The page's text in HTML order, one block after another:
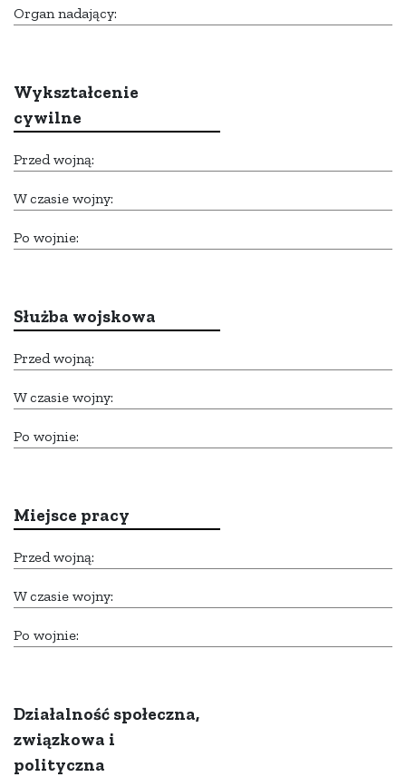
Organ nadający:
Wykształcenie
cywilne
Przed wojną:
W czasie wojny:
Po wojnie:
Służba wojskowa
Przed wojną:
W czasie wojny:
Po wojnie:
Miejsce pracy
Przed wojną:
W czasie wojny:
Po wojnie:
Działalność społeczna,
związkowa i
polityczna